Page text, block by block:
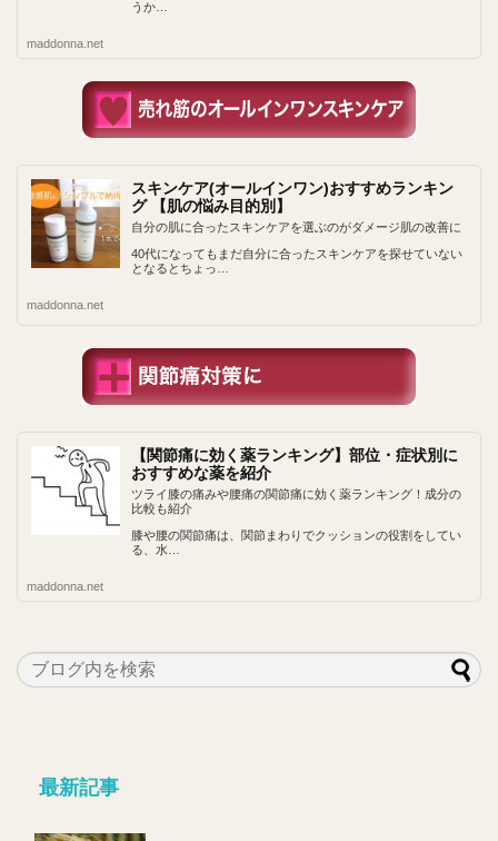
うか…
maddonna.net
スキンケア(オールインワン)おすすめランキン
グ 【肌の悩み目的別】
自分の肌に合ったスキンケアを選ぶのがダメージ肌の改善に
40代になってもまだ自分に合ったスキンケアを探せていない
となるとちょっ…
maddonna.net
【関節痛に効く薬ランキング】部位・症状別に
おすすめな薬を紹介
ツライ膝の痛みや腰痛の関節痛に効く薬ランキング！成分の
比較も紹介
膝や腰の関節痛は、関節まわりでクッションの役割をしてい
る、水…
maddonna.net
最新記事